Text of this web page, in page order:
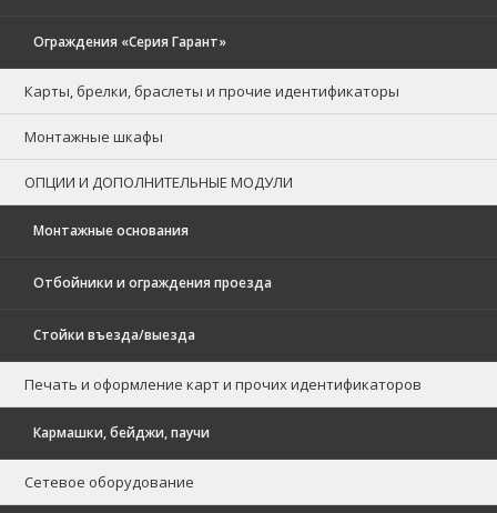
Ограждения «Серия Гарант»
Карты, брелки, браслеты и прочие идентификаторы
Монтажные шкафы
ОПЦИИ И ДОПОЛНИТЕЛЬНЫЕ МОДУЛИ
Монтажные основания
Отбойники и ограждения проезда
Стойки въезда/выезда
Печать и оформление карт и прочих идентификаторов
Кармашки, бейджи, паучи
Сетевое оборудование